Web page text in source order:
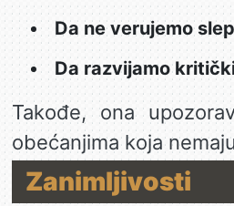
Da ne verujemo
Da razvijamo
Takođe, ona
obećanjima koja
Zanimljivosti